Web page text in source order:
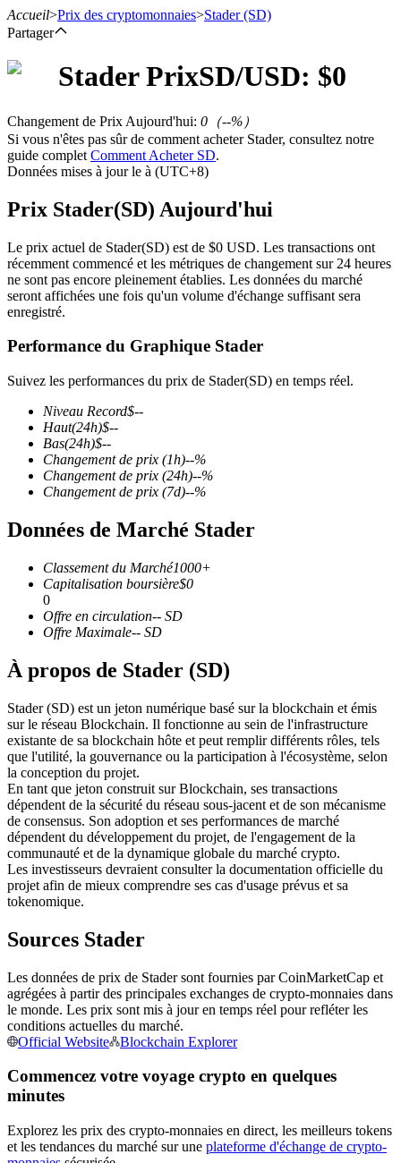
Futures USDT
Futures utilisant l'USDT comme garantie
Futures COIN-M
Contrats à terme sur crypto-monnaie
TradFi
Produits dérivés sur actions, forex, métaux précieux et matières
premières
Futures USDC
Futures utilisant l'USDC comme garantie
Copie de Trading
Accueil>Prix des cryptomonnaies>Stader (SD)
Partager
Stader PrixSD/USD: $0
Changement de Prix Aujourd'hui: 0 （--%）
Si vous n'êtes pas sûr de comment acheter Stader, consultez notre
guide complet Comment Acheter SD.
Données mises à jour le à (UTC+8)
Prix Stader(SD) Aujourd'hui
Le prix actuel de Stader(SD) est de $0 USD. Les transactions ont
récemment commencé et les métriques de changement sur 24 heures
ne sont pas encore pleinement établies. Les données du marché
seront affichées une fois qu'un volume d'échange suffisant sera
enregistré.
Performance du Graphique Stader
Suivez les performances du prix de Stader(SD) en temps réel.
Niveau Record$--
Haut(24h)$--
Bas(24h)$--
Changement de prix (1h)--%
Changement de prix (24h)--%
Changement de prix (7d)--%
Données de Marché Stader
Classement du Marché1000+
Capitalisation boursière$0
0
Offre en circulation-- SD
Offre Maximale-- SD
À propos de Stader (SD)
Stader (SD) est un jeton numérique basé sur la blockchain et émis
sur le réseau Blockchain. Il fonctionne au sein de l'infrastructure
existante de sa blockchain hôte et peut remplir différents rôles, tels
que l'utilité, la gouvernance ou la participation à l'écosystème, selon
la conception du projet.
En tant que jeton construit sur Blockchain, ses transactions
dépendent de la sécurité du réseau sous-jacent et de son mécanisme
de consensus. Son adoption et ses performances de marché
dépendent du développement du projet, de l'engagement de la
communauté et de la dynamique globale du marché crypto.
Les investisseurs devraient consulter la documentation officielle du
projet afin de mieux comprendre ses cas d'usage prévus et sa
tokenomique.
Sources Stader
Les données de prix de Stader sont fournies par CoinMarketCap et
agrégées à partir des principales exchanges de crypto-monnaies dans
le monde. Les prix sont mis à jour en temps réel pour refléter les
conditions actuelles du marché.
Official Website
Blockchain Explorer
Commencez votre voyage crypto en quelques
minutes
Explorez les prix des crypto-monnaies en direct, les meilleurs tokens
et les tendances du marché sur une plateforme d'échange de crypto-